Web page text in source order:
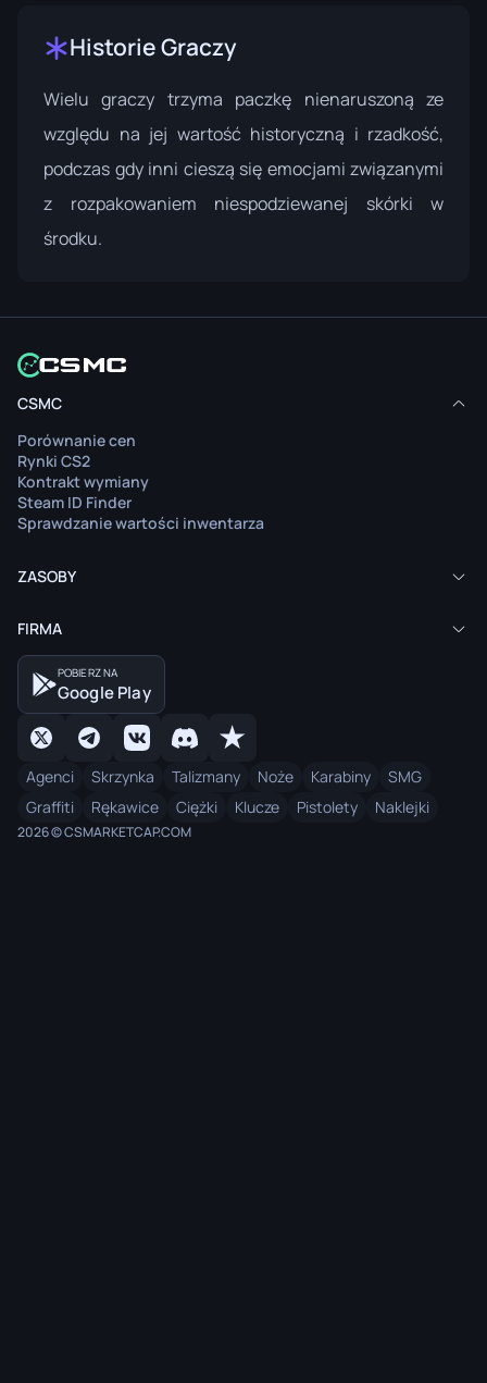
Historie Graczy
Wielu graczy trzyma paczkę nienaruszoną ze
względu na jej wartość historyczną i rzadkość,
podczas gdy inni cieszą się emocjami związanymi
z rozpakowaniem niespodziewanej skórki w
środku.
CSMC
Porównanie cen
Rynki CS2
Kontrakt wymiany
Steam ID Finder
Sprawdzanie wartości inwentarza
ZASOBY
FIRMA
POBIERZ NA
Google Play
Agenci Skrzynka Talizmany Noże Karabiny
SMG
Graffiti
Rękawice Ciężki Klucze Pistolety Naklejki
2026 © CSMARKETCAP.COM